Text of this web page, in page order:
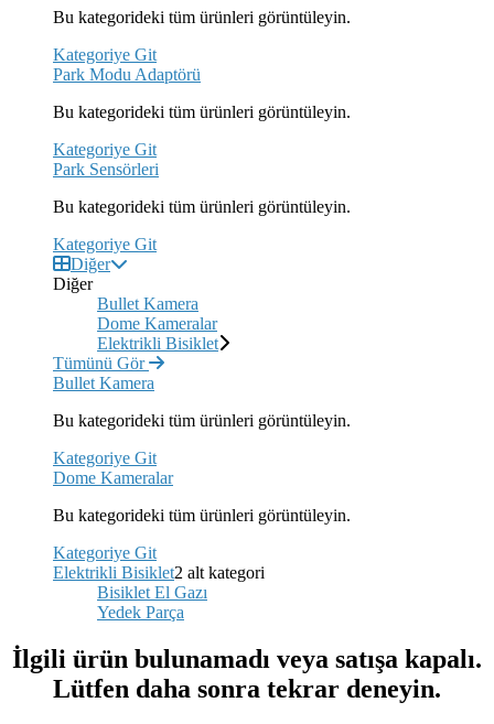
Bu kategorideki tüm ürünleri görüntüleyin.
Kategoriye Git
Park Modu Adaptörü
Bu kategorideki tüm ürünleri görüntüleyin.
Kategoriye Git
Park Sensörleri
Bu kategorideki tüm ürünleri görüntüleyin.
Kategoriye Git
Diğer
Diğer
Bullet Kamera
Dome Kameralar
Elektrikli Bisiklet
Tümünü Gör
Bullet Kamera
Bu kategorideki tüm ürünleri görüntüleyin.
Kategoriye Git
Dome Kameralar
Bu kategorideki tüm ürünleri görüntüleyin.
Kategoriye Git
Elektrikli Bisiklet2 alt kategori
Bisiklet El Gazı
Yedek Parça
İlgili ürün bulunamadı veya satışa kapalı.
Lütfen daha sonra tekrar deneyin.